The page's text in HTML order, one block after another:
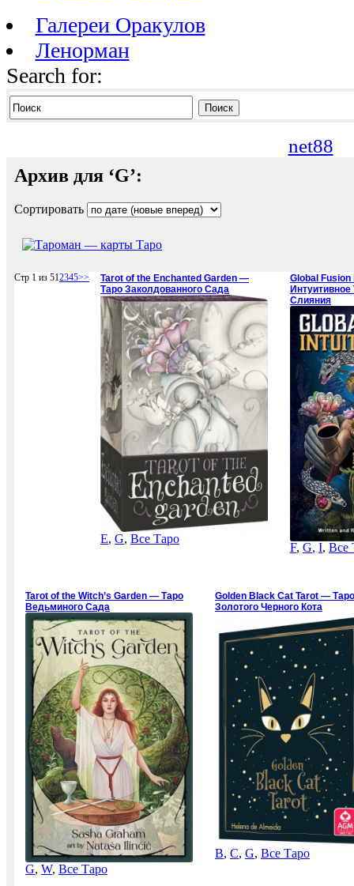
Галереи Оракулов
Ленорман
Search for:
Поиск
net88
Архив для ‘G’:
Сортировать
Стр 1 из 512345>>
Tarot of the Enchanted Garden —
Таро Заколдованного Сада
E, G, Все Таро
Global
Слияния
F, G, I, Все
Tarot of the Witch’s Garden — Таро
Ведьминого Сада
G, W, Все Таро
Golden Black Cat Tarot — Таро
Золотого Черного Кота
B, C, G, Все Таро